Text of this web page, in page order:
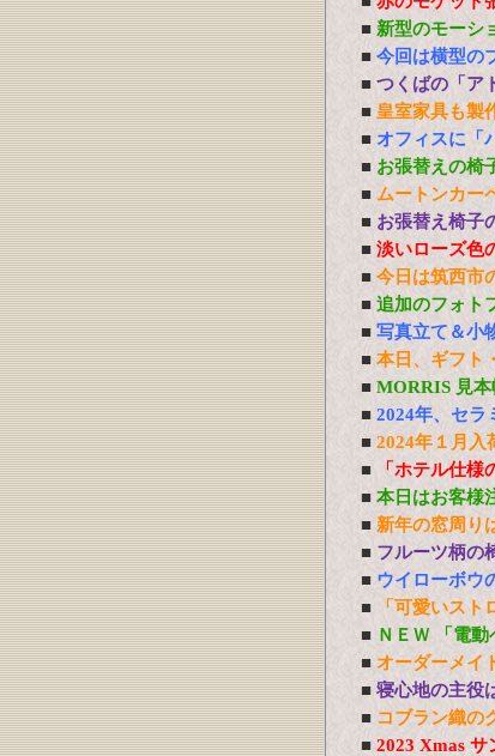
■ 新型のモーシ
■ 今回は横型の
■ つくばの「ア
■ 皇室家具も製
■ オフィスに「
■ お張替えの椅
■ ムートンカー
■ お張替え椅子
■ 淡いローズ色
■ 今日は筑西市
■ 追加のフォト
■ 写真立て＆小
■ 本日、ギフト
■ MORRIS 見本
■ 2024年、セラ
■ 2024年１月入
■ 「ホテル仕
■ 本日はお客様
■ 新年の窓周り
■ フルーツ柄の
■ ウイローボウ
■ 「可愛いス
■ ＮＥＷ 「電
■ オーダーメイ
■ 寝心地の主役
■ コブラン織の
■ 2023 Xmas サ